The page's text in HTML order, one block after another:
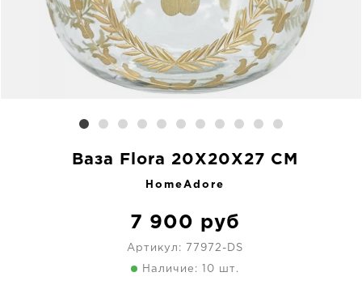
Ваза Flora 20X20X27 CM
HomeAdore
7 900 руб
Артикул: 77972-DS
Наличие: 10 шт.